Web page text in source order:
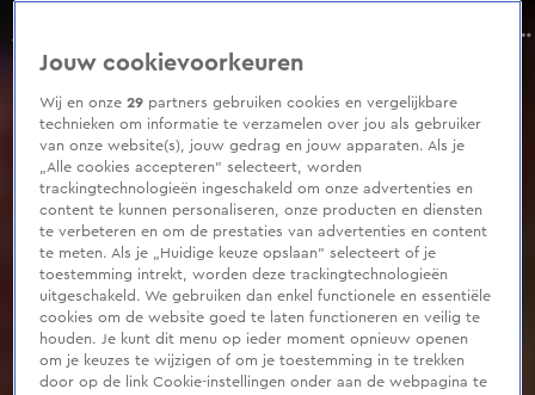
Wat een MEGA KLAPPER! Ron wint 888.000 euro!
Aflevering 6, Seizoen 11
of
Jouw cookievoorkeuren
Wij en onze29 partners gebruiken cookies en vergelijkbare
technieken om informatie te verzamelen over jou als gebruiker
van onze website(s), jouw gedrag en jouw apparaten. Als je
„Alle cookies accepteren” selecteert, worden
trackingtechnologieën ingeschakeld om onze advertenties en
content te kunnen personaliseren, onze producten en diensten
te verbeteren en om de prestaties van advertenties en content
te meten. Als je „Huidige keuze opslaan” selecteert of je
toestemming intrekt, worden deze trackingtechnologieën
uitgeschakeld. We gebruiken dan enkel functionele en essentiële
cookies om de website goed te laten functioneren en veilig te
houden. Je kunt dit menu op ieder moment opnieuw openen
om je keuzes te wijzigen of om je toestemming in te trekken
door op de link Cookie-instellingen onder aan de webpagina te